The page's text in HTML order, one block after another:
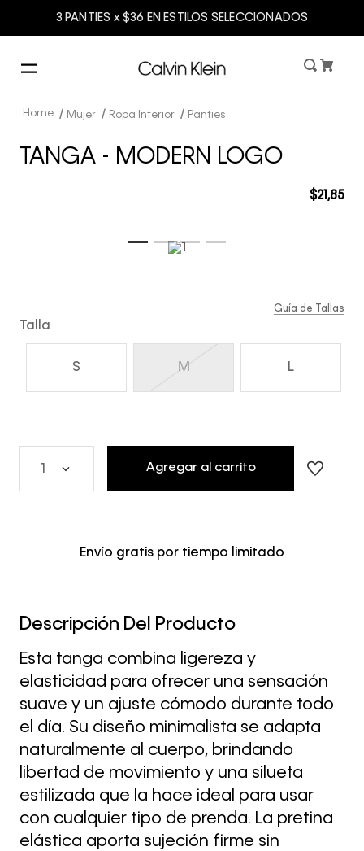
3 PANTIES x $36 EN ESTILOS SELECCIONADOS
Mujer Ropa Interior Panties
TANGA - MODERN LOGO
$21 ,85
Talla
S M L
Guía de Tallas
Agregar al carrito
Envío gratis por tiempo limitado
Descripción Del Producto
Esta tanga combina ligereza y
elasticidad para ofrecer una sensación
suave y un ajuste cómodo durante todo
el día. Su diseño minimalista se adapta
naturalmente al cuerpo, brindando
libertad de movimiento y una silueta
estilizada que la hace ideal para usar
con cualquier tipo de prenda. La pretina
elástica aporta sujeción firme sin